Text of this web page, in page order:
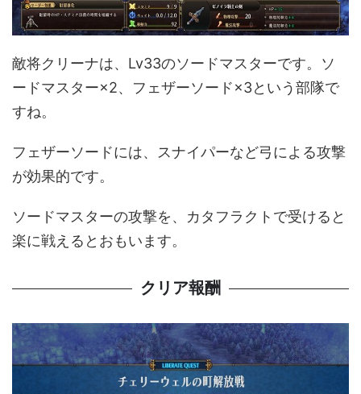
敵将クリーナは、Lv33のソードマスターです。ソ
ードマスター×2、フェザーソード×3という部隊で
すね。
フェザーソードには、スナイパーなど弓による攻撃
が効果的です。
ソードマスターの攻撃を、カタフラクトで受けると
楽に戦えるとおもいます。
クリア報酬